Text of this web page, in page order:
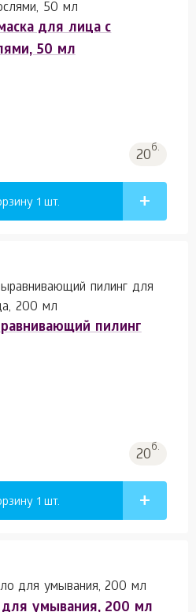
для лица с
50 мл
20б.
1 шт.
пилинг
20б.
1 шт.
умывания, 200 мл